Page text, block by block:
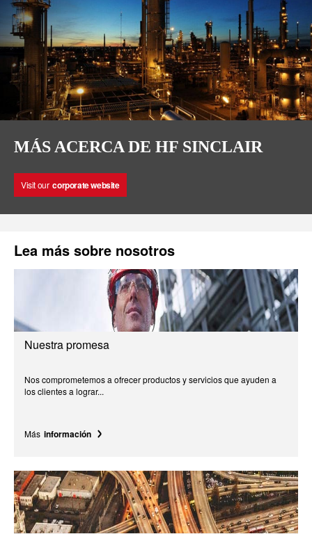
MÁS ACERCA DE HF SINCLAIR
Visit our corporate website
Lea más sobre nosotros
Nuestra promesa
Nos comprometemos a ofrecer productos y servicios que ayuden a
los clientes a lograr...
Más información